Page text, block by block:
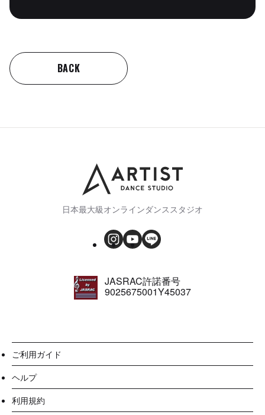
BACK
日本最大級オンラインダンススタジオ
JASRAC許諾番号
9025675001Y45037
ご利用ガイド
ヘルプ
利用規約